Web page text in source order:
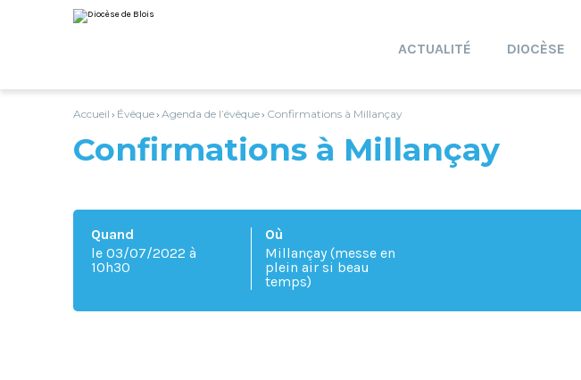
au
contenu.
personnels
ACTUALITÉ DIOCÈSE
Accueil › Évêque› Agenda de l’évêque› Confirmations à Millançay
Confirmations à Millançay
Quand
le 03/07/2022 à
10h30
Où
Millançay (messe en
plein air si beau
temps)